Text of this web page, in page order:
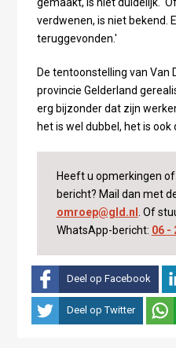
gemaakt, is niet duidelijk.
verdwenen, is niet bekend.
teruggevonden.'
De tentoonstelling van Van
provincie Gelderland
erg bijzonder dat zijn
het is wel dubbel, het is
Heeft u opmerkingen
bericht? Mail dan met
omroep@gld.nl . Of
WhatsApp-bericht: 06 -
Deel op Facebook
Deel op Twitter